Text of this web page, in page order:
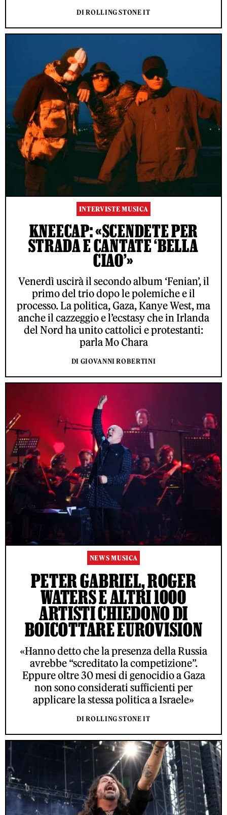
DI ROLLING STONE IT
INTERVISTE MUSICA
KNEECAP: «SCENDETE PER
STRADA E CANTATE ‘BELLA
CIAO’»
Venerdì uscirà il secondo album ‘Fenian’, il
primo del trio dopo le polemiche e il
processo. La politica, Gaza, Kanye West, ma
anche il cazzeggio e l’ecstasy che in Irlanda
del Nord ha unito cattolici e protestanti:
parla Mo Chara
DI GIOVANNI ROBERTINI
NEWS MUSICA
PETER GABRIEL, ROGER
WATERS E ALTRI 1000
ARTISTI CHIEDONO DI
BOICOTTARE EUROVISION
«Hanno detto che la presenza della Russia
avrebbe “screditato la competizione”.
Eppure oltre 30 mesi di genocidio a Gaza
non sono considerati sufficienti per
applicare la stessa politica a Israele»
DI ROLLING STONE IT